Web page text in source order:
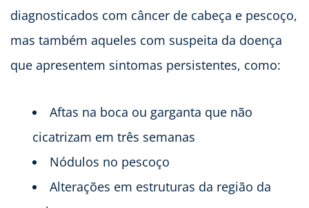
diagnosticados com câncer de cabeça e pescoço,
mas também aqueles com suspeita da doença
que apresentem sintomas persistentes, como:
Aftas na boca ou garganta que não
cicatrizam em três semanas
Nódulos no pescoço
Alterações em estruturas da região da